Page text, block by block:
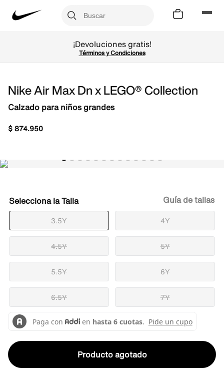
¡Devoluciones gratis!
Términos y Condiciones
Nike Air Max Dn x LEGO® Collection
Calzado para niños grandes
$874.950
Talla
3.5Y 4Y
4.5Y 5Y
5.5Y 6Y
6.5Y 7Y
Guía de tallas
Producto agotado